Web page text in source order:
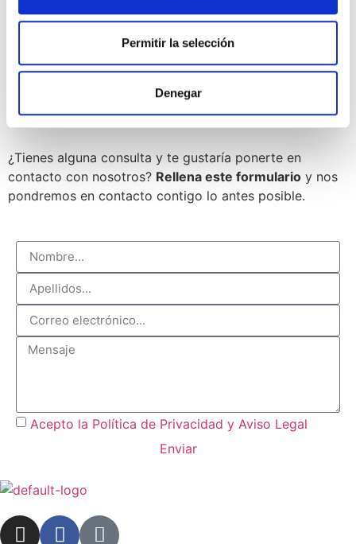
Permitir la selección
Denegar
Ponte en contactocon
¿Tienes alguna consulta y te gustaría ponerte en
contacto con nosotros? Rellena este formulario y nos
pondremos en contacto contigo lo antes posible.
Acepto la Política de Privacidad y Aviso Legal
Enviar